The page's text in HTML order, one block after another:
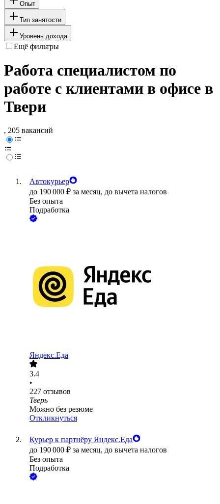
Опыт
Тип занятости
Уровень дохода
Ещё фильтры
Работа специалистом по
работе с клиентами в офисе в
Твери
, 205 вакансий
Автокурьер
до 190 000 ₽ за месяц, до вычета налогов
Без опыта
Подработка
Яндекс.Еда
3.4
•
227 отзывов
Тверь
Можно без резюме
Откликнуться
Курьер к партнёру Яндекс.Еда
до 190 000 ₽ за месяц, до вычета налогов
Без опыта
Подработка